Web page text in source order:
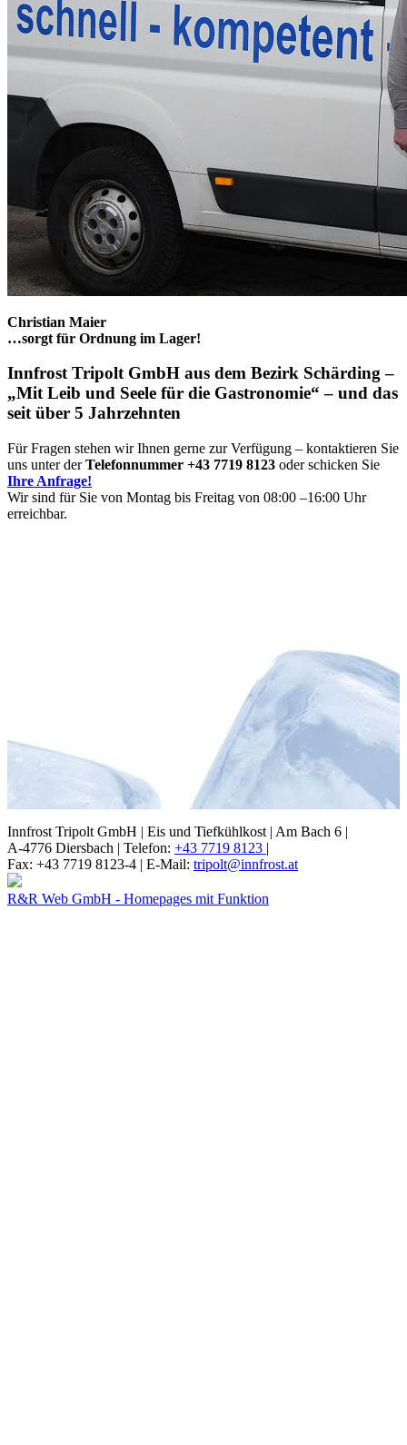
Christian Maier
…sorgt für Ordnung im Lager!
Innfrost Tripolt GmbH aus dem Bezirk Schärding –
„Mit Leib und Seele für die Gastronomie“ – und das
seit über 5 Jahrzehnten
Für Fragen stehen wir Ihnen gerne zur Verfügung – kontaktieren Sie
uns unter derTelefonnummer +43 7719 8123 oder schicken Sie
Ihre Anfrage!
Wir sind für Sie von Montag bis Freitag von 08:00 –16:00 Uhr
erreichbar.
Innfrost Tripolt GmbH | Eis und Tiefkühlkost | Am Bach 6 |
A-4776 Diersbach | Telefon: +43 7719 8123 |
Fax: +43 7719 8123-4 | E-Mail: tripolt@innfrost.at
R&R Web GmbH - Homepages mit Funktion